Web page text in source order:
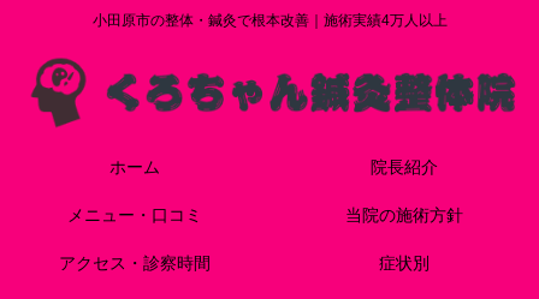
小田原市の整体・鍼灸で根本改善｜施術実績4万人以上
ホーム 院長紹介
メニュー・口コミ 当院の施術方針
アクセス・診察時間 症状別